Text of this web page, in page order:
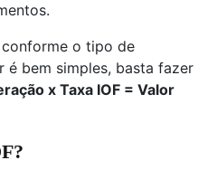
o tipo de
é bem simples, basta fazer
x Taxa IOF = Valor